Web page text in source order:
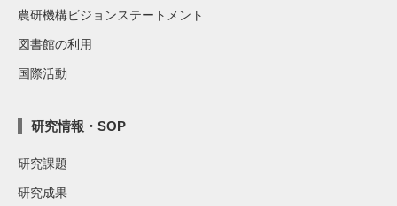
農研機構ビジョンステートメント
図書館の利用
国際活動
研究情報・SOP
研究課題
研究成果